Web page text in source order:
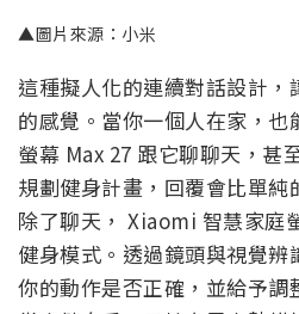
▲圖片來源：小米
這種擬人化的連續對話設計
的感覺。當你一個人在家，
螢幕 Max 27 跟它聊聊天，甚
規劃健身計畫，回覆會比單純
除了聊天， Xiaomi 智慧家庭
健身模式。透過鏡頭與視覺辨
你的動作是否正確，並給予調